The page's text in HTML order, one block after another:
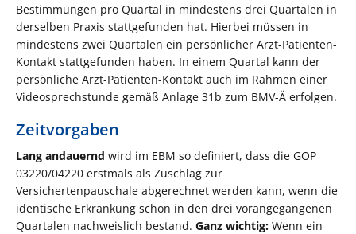
Bestimmungen pro Quartal in mindestens drei Quartalen in
derselben Praxis stattgefunden hat. Hierbei müssen in
mindestens zwei Quartalen ein persönlicher Arzt-Patienten-
Kontakt stattgefunden haben. In einem Quartal kann der
persönliche Arzt-Patienten-Kontakt auch im Rahmen einer
Videosprechstunde gemäß Anlage 31b zum BMV-Ä erfolgen.
Zeitvorgaben
Lang andauernd wird im EBM so definiert, dass die GOP
03220/04220 erstmals als Zuschlag zur
Versichertenpauschale abgerechnet werden kann, wenn die
identische Erkrankung schon in den drei vorangegangenen
Quartalen nachweislich bestand. Ganz wichtig: Wenn ein